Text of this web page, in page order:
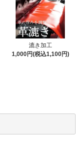
漉き加工
1,000円(税込1,100円)